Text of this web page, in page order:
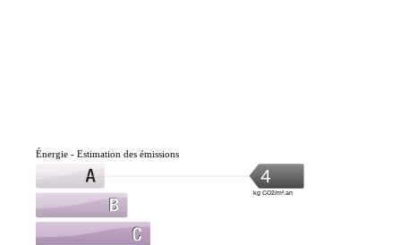
Énergie - Estimation des émissions
4
kg CO2/m².an